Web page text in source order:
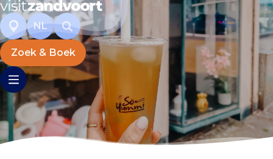
NL
Zoek & Boek